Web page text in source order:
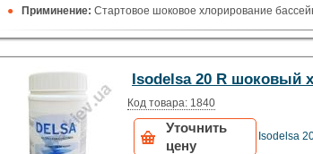
Приминение: Стартовое шоковое хлорирование
Упаковка:5 кг.
Isodelsa 20 R шоковый
Код товара: 1840
Уточнить
цену
Isodelsa